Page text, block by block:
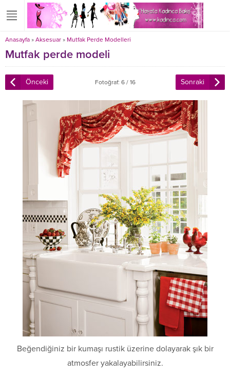
Anasayfa » Aksesuar » Mutfak Perde Modelleri
Mutfak perde modeli
Önceki Fotoğraf: 6 / 16 Sonraki
Beğendiğiniz bir kumaşı rustik üzerine dolayarak şık bir
atmosfer yakalayabilirsiniz.